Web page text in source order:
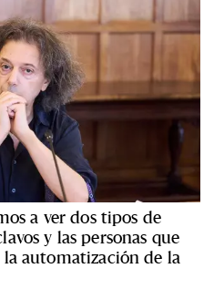
a ver dos tipos de
y las personas que
automatización de la